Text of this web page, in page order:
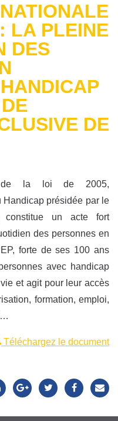
LA PLEINE
DES
DE
de la loi de 2005,
présidée par le
constitue un acte fort
des personnes en
forte de ses 100 ans
avec handicap
et agit pour leur accès
formation, emploi,
Téléchargez le document